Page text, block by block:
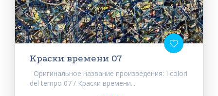
Краски времени 07
Оригинальное название произведения: I colori
del tempo 07 / Краски времени...